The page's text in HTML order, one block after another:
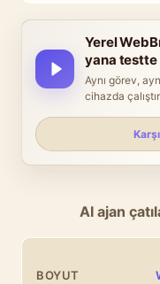
Yerel
yana
Aynı görev,
cihazda
AI ajan
BOYUT